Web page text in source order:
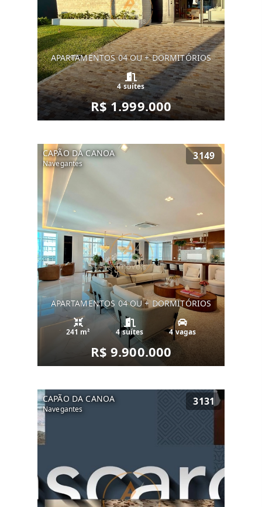
APARTAMENTOS 04 OU + DORMITÓRIOS
4 suítes
R$ 1.999.000
CAPÃO DA CANOA
Navegantes
3149
APARTAMENTOS 04 OU + DORMITÓRIOS
241 m² 4 suítes 4 vagas
R$ 9.900.000
CAPÃO DA CANOA
Navegantes
3131